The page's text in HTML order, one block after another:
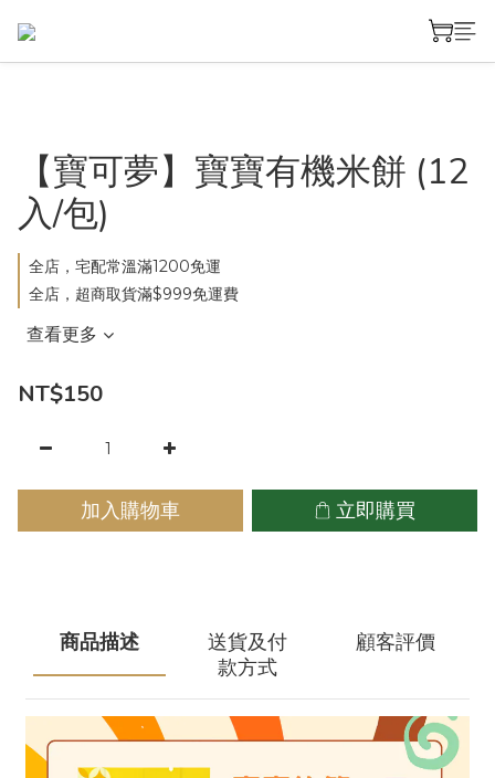
【寶可夢】寶寶有機米餅 (12
入/包)
全店，宅配常溫滿1200免運
全店，超商取貨滿$999免運費
查看更多
NT$150
加入購物車 立即購買
商品描述
送貨及付
款方式
顧客評價